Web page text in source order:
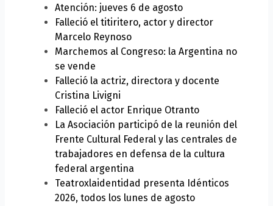
Atención: jueves 6 de agosto
Falleció el titiritero, actor y director
Marcelo Reynoso
Marchemos al Congreso: la Argentina no
se vende
Falleció la actriz, directora y docente
Cristina Livigni
Falleció el actor Enrique Otranto
La Asociación participó de la reunión del
Frente Cultural Federal y las centrales de
trabajadores en defensa de la cultura
federal argentina
Teatroxlaidentidad presenta Idénticos
2026, todos los lunes de agosto